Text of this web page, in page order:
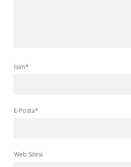
İsim*
E-Posta*
Web Sitesi